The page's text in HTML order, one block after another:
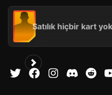
Satılık hiçbir kart yok